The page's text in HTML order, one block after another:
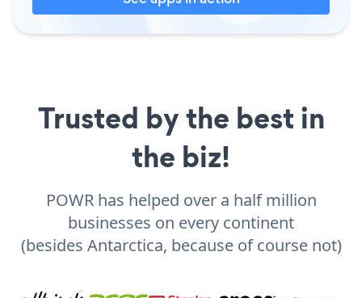
Trusted by the best in
the biz!
POWR has helped over a half million
businesses on every continent
(besides Antarctica, because of course not)